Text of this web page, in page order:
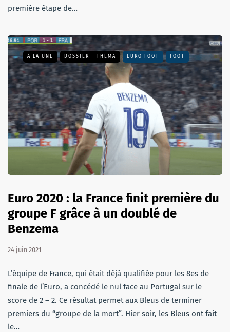
première étape de…
A LA UNE DOSSIER - THEMA EURO FOOT FOOT
Euro 2020 : la France finit première du
groupe F grâce à un doublé de
Benzema
24 juin 2021
L’équipe de France, qui était déjà qualifiée pour les 8es de
finale de l’Euro, a concédé le nul face au Portugal sur le
score de 2 – 2. Ce résultat permet aux Bleus de terminer
premiers du “groupe de la mort”. Hier soir, les Bleus ont fait
le…